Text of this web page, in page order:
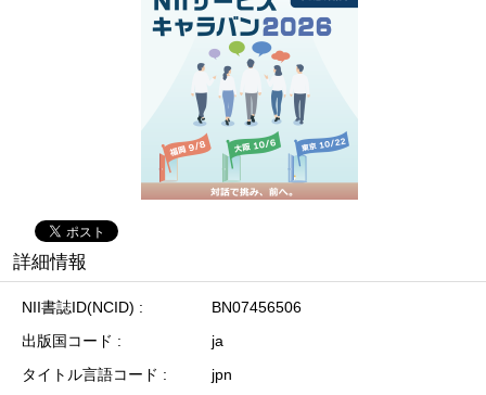
詳細情報
NII書誌ID(NCID)
BN07456506
出版国コード
ja
タイトル言語コード
jpn